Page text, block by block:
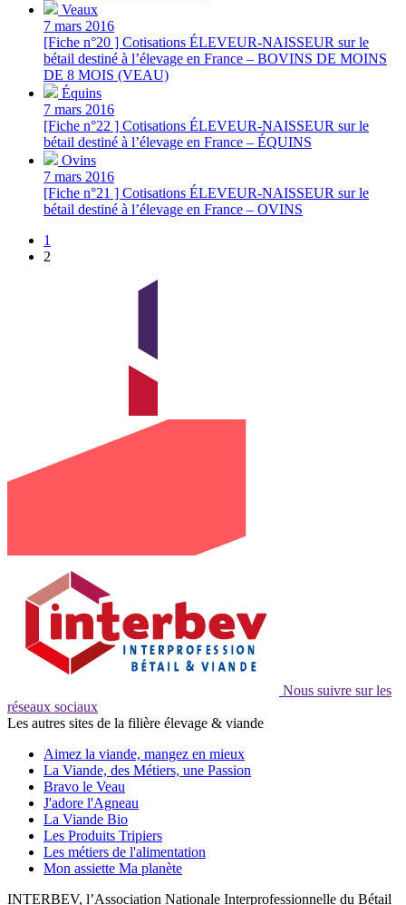
Veaux
7 mars 2016
[Fiche n°20 ] Cotisations ÉLEVEUR-NAISSEUR sur le
bétail destiné à l’élevage en France – BOVINS DE MOINS
DE 8 MOIS (VEAU)
Équins
7 mars 2016
[Fiche n°22 ] Cotisations ÉLEVEUR-NAISSEUR sur le
bétail destiné à l’élevage en France – ÉQUINS
Ovins
7 mars 2016
[Fiche n°21 ] Cotisations ÉLEVEUR-NAISSEUR sur le
bétail destiné à l’élevage en France – OVINS
1
2
Nous suivre sur les
réseaux sociaux
Les autres sites de la filière élevage & viande
Aimez la viande, mangez en mieux
La Viande, des Métiers, une Passion
Bravo le Veau
J'adore l'Agneau
La Viande Bio
Les Produits Tripiers
Les métiers de l'alimentation
Mon assiette Ma planète
INTERBEV, l’Association Nationale Interprofessionnelle du Bétail